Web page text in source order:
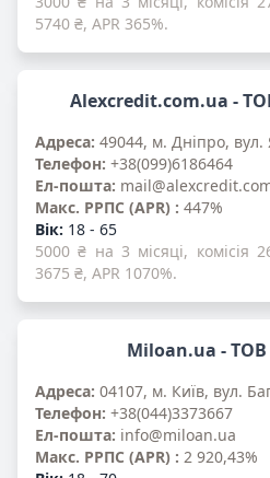
5740 ₴, APR 365%.
Alexcredit.com.ua -
Адреса: 49044, м. Дніпро,
Телефон: +38(099)6186464
Ел-пошта:
Mакс. PPПС (APR) : 447%
Вік: 18 - 65
5000 ₴ на 3 місяці, комісія
3675 ₴, APR 1070%.
Miloan.ua -
Адреса: 04107, м. Київ, вул.
Телефон: +38(044)3373667
Ел-пошта: info@miloan.ua
Mакс. PPПС (APR) : 2 920,43%